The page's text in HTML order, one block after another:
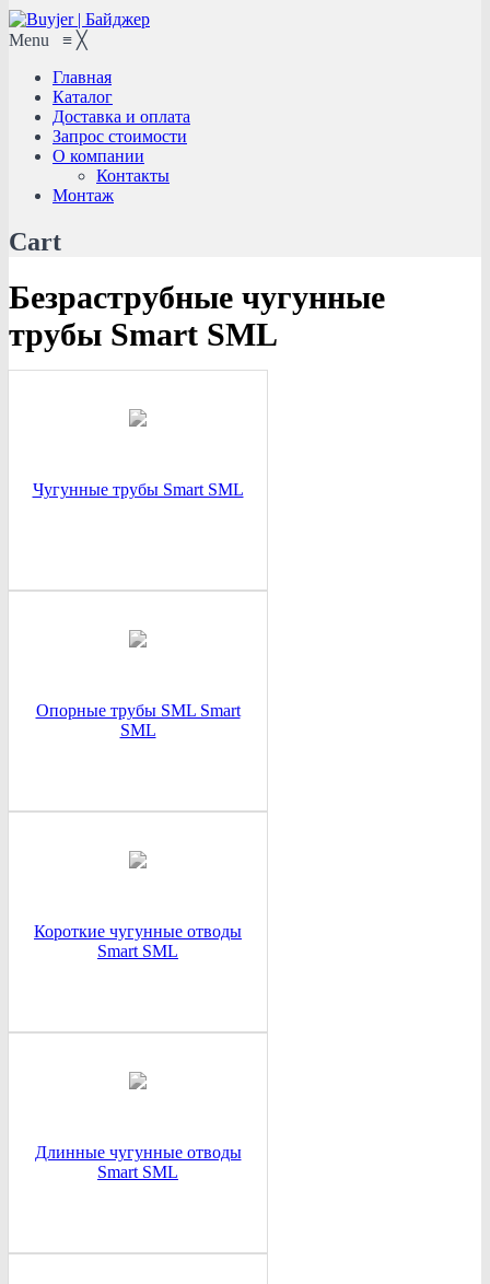
Menu ≡ ╳
Главная
Каталог
Доставка и оплата
Запрос стоимости
О компании
Контакты
Монтаж
Cart
Безраструбные чугунные
трубы Smart SML
Чугунные трубы Smart SML
Опорные трубы SML Smart
SML
Короткие чугунные отводы
Smart SML
Длинные чугунные отводы
Smart SML